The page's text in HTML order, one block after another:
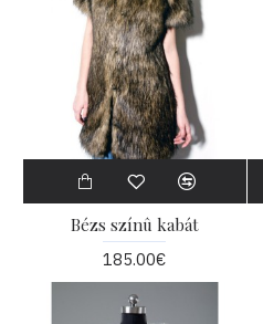
Bézs színû kabát
185.00€